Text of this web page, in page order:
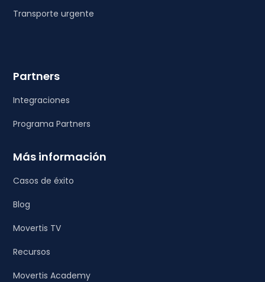
Transporte urgente
Partners
Integraciones
Programa Partners
Más información
Casos de éxito
Blog
Movertis TV
Recursos
Movertis Academy